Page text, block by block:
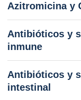
Azitromicina y
Antibióticos y
inmune
Antibióticos y
intestinal